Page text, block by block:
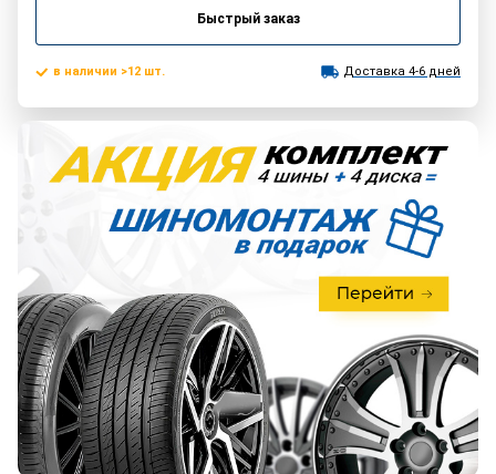
Быстрый заказ
в наличии >12 шт. Доставка 4-6 дней